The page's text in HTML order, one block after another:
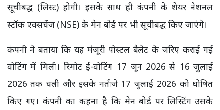
सूचीबद्ध (लिस्ट) होगी। इसके साथ ही कंपनी के शेयर नेशनल
स्टॉक एक्सचेंज (NSE) के मेन बोर्ड पर भी सूचीबद्ध किए जाएंगे।
कंपनी ने बताया कि यह मंजूरी पोस्टल बैलेट के जरिए कराई गई
वोटिंग में मिली। रिमोट ई-वोटिंग 17 जून 2026 से 16 जुलाई
2026 तक चली और इसके नतीजे 17 जुलाई 2026 को घोषित
किए गए। कंपनी का कहना है कि मेन बोर्ड पर लिस्टिंग उसके